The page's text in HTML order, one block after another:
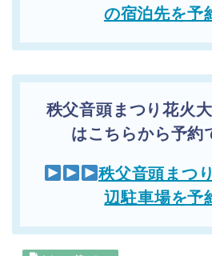
の宿泊先を予
秩父音頭まつり花火
はこちらから予約
秩父音頭まつ
辺駐車場を予